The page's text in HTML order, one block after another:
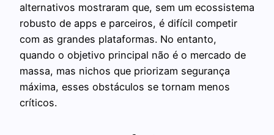
alternativos mostraram que, sem um ecossistema
robusto de apps e parceiros, é difícil competir
com as grandes plataformas. No entanto,
quando o objetivo principal não é o mercado de
massa, mas nichos que priorizam segurança
máxima, esses obstáculos se tornam menos
críticos.